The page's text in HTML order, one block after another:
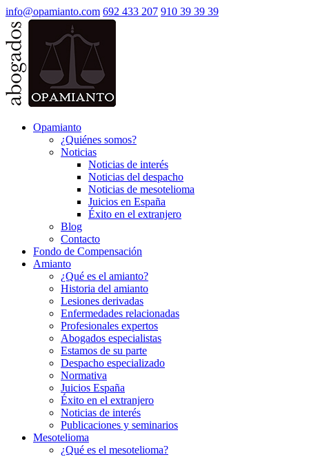
info@opamianto.com 692 433 207 910 39 39 39
Opamianto
¿Quiénes somos?
Noticias
Noticias de interés
Noticias del despacho
Noticias de mesotelioma
Juicios en España
Éxito en el extranjero
Blog
Contacto
Fondo de Compensación
Amianto
¿Qué es el amianto?
Historia del amianto
Lesiones derivadas
Enfermedades relacionadas
Profesionales expertos
Abogados especialistas
Estamos de su parte
Despacho especializado
Normativa
Juicios España
Éxito en el extranjero
Noticias de interés
Publicaciones y seminarios
Mesotelioma
¿Qué es el mesotelioma?